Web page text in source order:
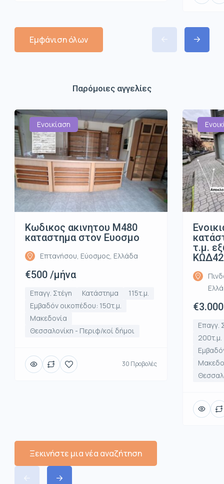
Εμφάνιση όλων
Παρόμοιες αγγελίες
Ενοικίαση
Κωδικος ακινητου Μ480
καταστημα στον Ευοσμο
Επτανήσου, Εύοσμος, Ελλάδα
€500 /μήνα
Επαγγ. Στέγη Κατάστημα
115τ.μ.
Εμβαδόν οικοπέδου: 150τ.μ.
Μακεδονία
Θεσσαλονίκη - Περιφ/κοί δήμοι
30 Προβολές
τ.μ.
Επαγγ.
200τ.μ.
Ξεκινήστε μια νέα αναζήτηση